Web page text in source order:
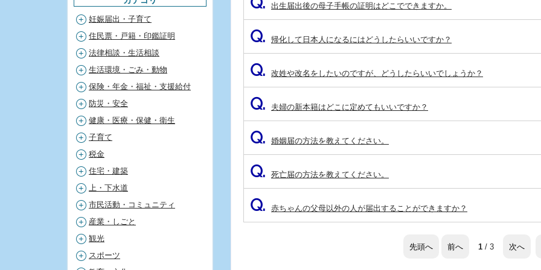
出生届出後の母子手帳の証明はどこでできますか。
Q. 帰化して日本人になるにはどうしたらいいですか？
Q. 改姓や改名をしたいのですが、どうしたらいいでしょうか？
Q. 夫婦の新本籍はどこに定めてもいいですか？
Q. 婚姻届の方法を教えてください。
Q. 死亡届の方法を教えてください。
Q. 赤ちゃんの父母以外の人が届出することができますか？
先頭へ 前へ 1 / 3 次へ
妊娠届出・子育て
住民票・戸籍・印鑑証明
法律相談・生活相談
生活環境・ごみ・動物
保険・年金・福祉・支援給付
防災・安全
健康・医療・保健・衛生
子育て
税金
住宅・建築
上・下水道
市民活動・コミュニティ
産業・しごと
観光
スポーツ